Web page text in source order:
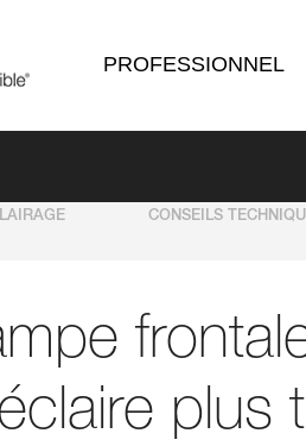
PROFESSIONNEL
CONSEILS
plus